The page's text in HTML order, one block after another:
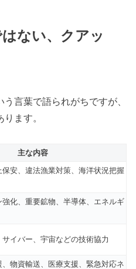
ない、クアッ
言葉で語られがちですが、
ます。
主な内容
安、違法漁業対策、海洋状況把握
化、重要鉱物、半導体、エネルギ
イバー、宇宙などの技術協力
物資輸送、医療支援、緊急対応ネ